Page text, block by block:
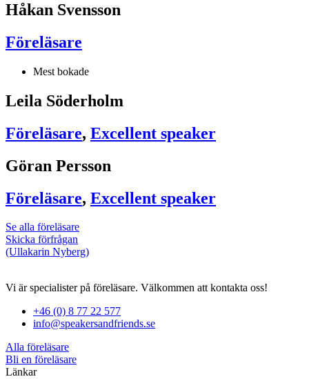
Håkan Svensson
Föreläsare
Mest bokade
Leila Söderholm
Föreläsare, Excellent speaker
Göran Persson
Föreläsare, Excellent speaker
Se alla föreläsare
Skicka förfrågan
(Ullakarin Nyberg)
Vi är specialister på föreläsare. Välkommen att kontakta oss!
+46 (0) 8 77 22 577
info@speakersandfriends.se
Alla föreläsare
Bli en föreläsare​
Länkar